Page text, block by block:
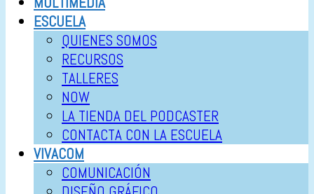
ESCUELA
QUIENES SOMOS
RECURSOS
TALLERES
NOW
LA TIENDA DEL PODCASTER
CONTACTA CON LA ESCUELA
VIVACOM
COMUNICACIÓN